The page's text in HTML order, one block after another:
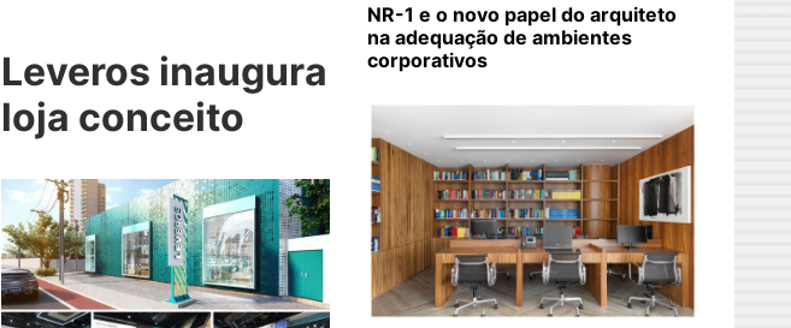
Leveros inaugura
loja conceito
NR-1 e o novo papel do arquiteto
na adequação de ambientes
corporativos